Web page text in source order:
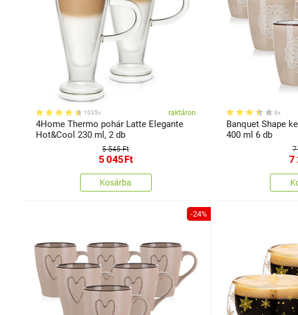
1035x raktáron
4Home Thermo pohár Latte Elegante
Hot&Cool 230 ml, 2 db
5 545 Ft
5 045Ft
Kosárba
6x
Banquet Shape
400 ml 6 db
7
7
-24%